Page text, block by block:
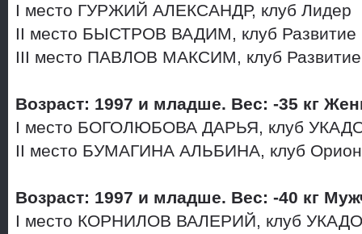
I место ГУРЖИЙ АЛЕКСАНДР, клуб Лидер
II место БЫСТРОВ ВАДИМ, клуб Развитие
III место ПАВЛОВ МАКСИМ, клуб
Возраст: 1997 и младше. Вес: -35 кг
I место БОГОЛЮБОВА ДАРЬЯ, клуб
II место БУМАГИНА АЛЬБИНА, клуб
Возраст: 1997 и младше. Вес: -40 кг
I место КОРНИЛОВ ВАЛЕРИЙ, клуб